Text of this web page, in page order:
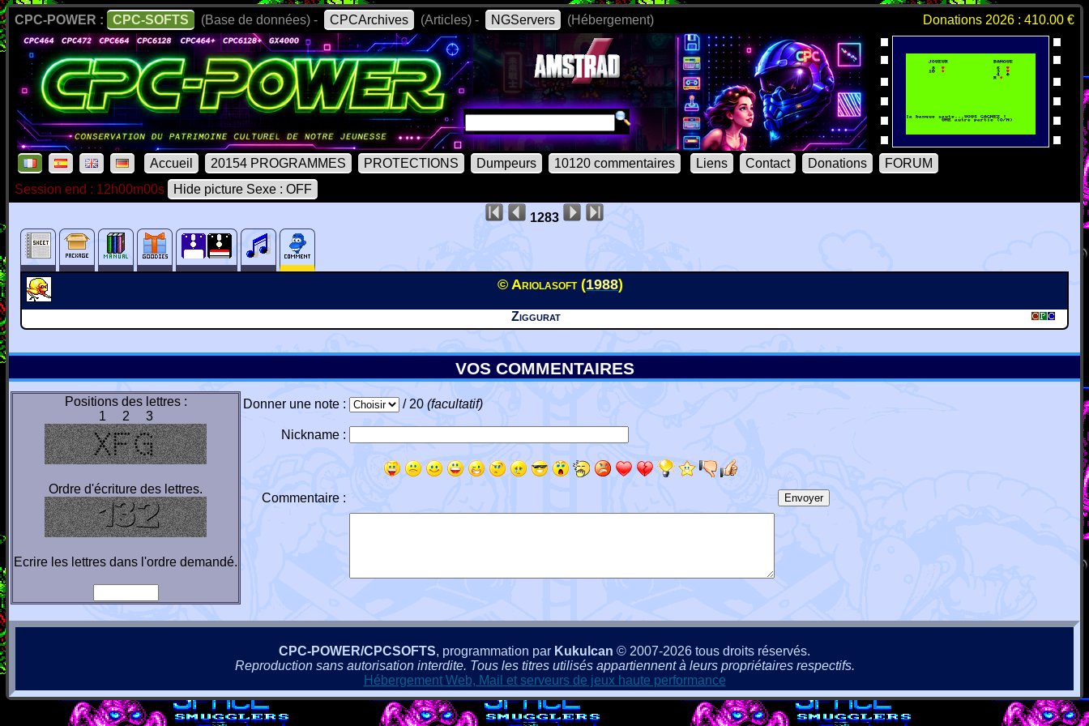
CPC-POWER : CPC-SOFTS (Base de données) - CPCArchives (Articles) - NGServers (Hébergement) Donations 2026 : 410.00 €
Accueil 20154 PROGRAMMES PROTECTIONS Dumpeurs 10120 commentaires Liens Contact Donations
FORUM
Session end : 12h00m00s
Hide picture Sexe : OFF
1283
© Ariolasoft (1988)
Ziggurat
VOS COMMENTAIRES
Positions des lettres :
1 2 3
Ordre d'écriture des lettres.
Ecrire les lettres dans l'ordre demandé.
Donner une note : / 20 (facultatif)
Nickname :
Commentaire :
CPC-POWER/CPCSOFTS, programmation par Kukulcan © 2007-2026 tous droits réservés.
Reproduction sans autorisation interdite. Tous les titres utilisés appartiennent à leurs propriétaires respectifs.
Hébergement Web, Mail et serveurs de jeux haute performance